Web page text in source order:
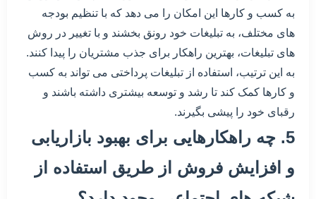
به کسب و کارها این امکان را می دهد که با تنظیم بودجه
های مختلف، به تبلیغات خود رونق بخشند و با تغییر در روش
های تبلیغات، بهترین راهکار برای جذب مشتریان را پیدا کنند.
به این ترتیب، استفاده از تبلیغات پرداختی می تواند به کسب
و کارها کمک کند تا رشد و توسعه بیشتری داشته باشند و
رقبای خود را پیشی بگیرند.
5. چه راهکارهایی برای بهبود بازاریابی
و افزایش فروش از طریق استفاده از